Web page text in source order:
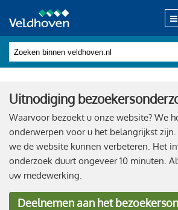
Uitnodiging
Waarvoor bezoekt u onze website? We
onderwerpen voor u het belangrijkst
we de website kunnen verbeteren. Het
onderzoek duurt ongeveer 10 minuten.
uw medewerking.
Deelnemenaan het